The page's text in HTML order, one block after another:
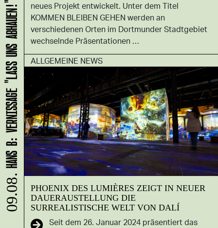
neues Projekt entwickelt. Unter dem Titel
KOMMEN BLEIBEN GEHEN werden an
verschiedenen Orten im Dortmunder Stadtgebiet
wechselnde Präsentationen …
ALLGEMEINE NEWS
PHOENIX DES LUMIÈRES ZEIGT IN NEUER
DAUERAUSTELLUNG DIE
SURREALISTISCHE WELT VON DALÍ
Seit dem 26. Januar 2024 präsentiert das
09.08.
HANS B: VERNISSAGE "LASS UNS ABHAUEN!"